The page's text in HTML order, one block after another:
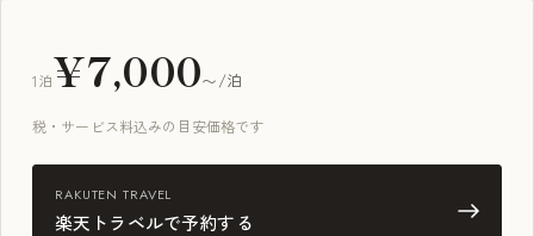
1泊¥7,000〜/泊
税・サービス料込みの目安価格です
RAKUTEN TRAVEL
楽天トラベルで予約する